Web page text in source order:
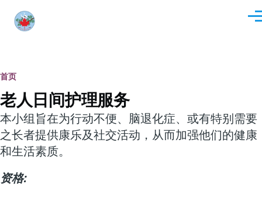
菜
面
包
屑
首页
老人日间护理服务
本小组旨在为行动不便、脑退化症、或有特别需要
之长者提供康乐及社交活动，从而加强他们的健康
和生活素质。
资格: